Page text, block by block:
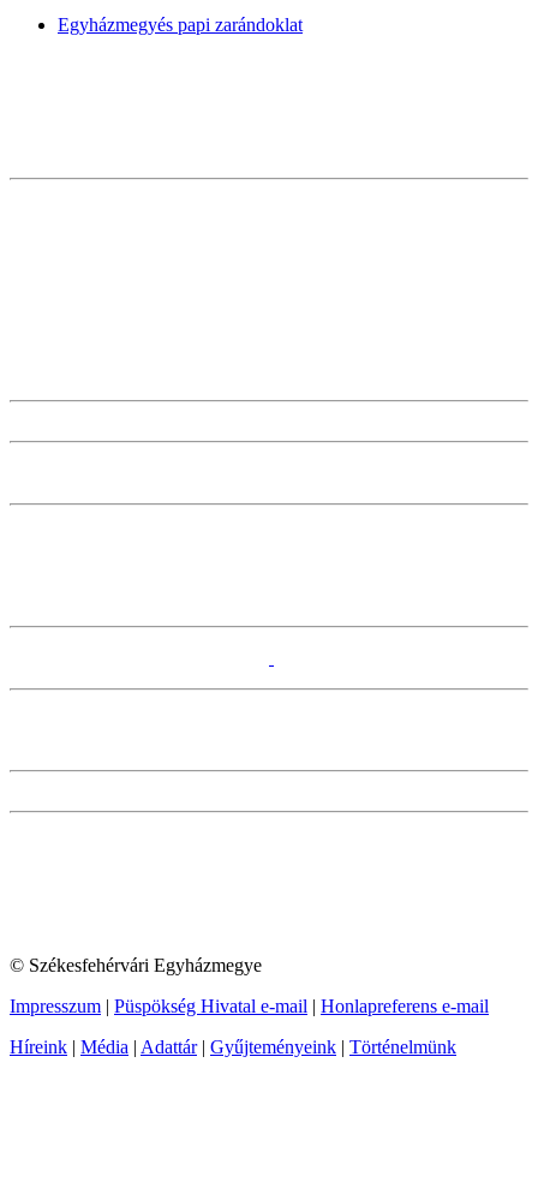
Egyházmegyés papi zarándoklat
© Székesfehérvári Egyházmegye
Impresszum | Püspökség Hivatal e-mail | Honlapreferens e-mail
Híreink | Média | Adattár| Gyűjteményeink | Történelmünk